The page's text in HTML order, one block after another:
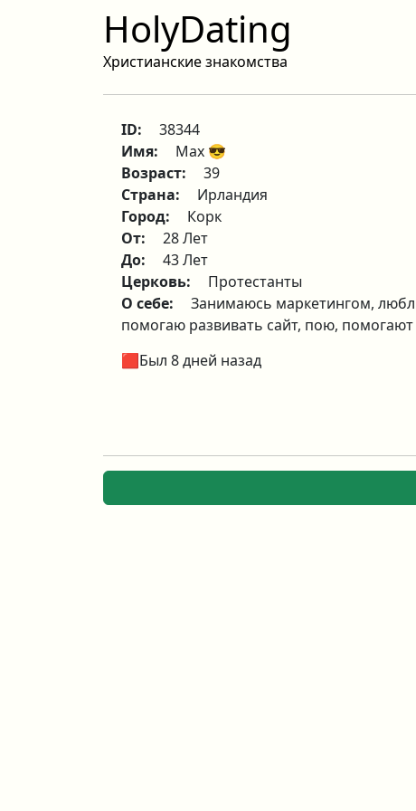
HolyDating
Христианские знакомства
ID:
38344
Имя:
Max 😎
Возраст:
39
Страна:
Ирландия
Город:
Корк
От:
28 Лет
До:
43 Лет
Церковь:
Протестанты
О себе:
Занимаюсь маркетингом,
помогаю развивать сайт, пою,
🟥Был 8 дней назад